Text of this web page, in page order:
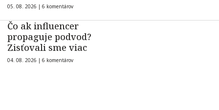
05. 08. 2026 | 6 komentárov
Čo ak influencer
propaguje podvod?
Zisťovali sme viac
04. 08. 2026 | 6 komentárov